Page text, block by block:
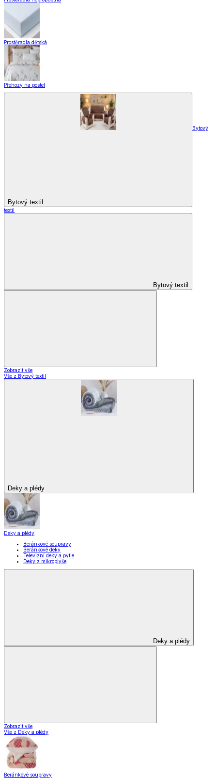
Prostěradla dětská
Přehozy na postel
Bytový textil
Bytový
textil
Bytový textil
Zobrazit vše
Vše z Bytový textil
Deky a plédy
Deky a plédy
Beránkové soupravy
Beránkové deky
Televizní deky a pytle
Deky z mikroplyše
Deky a plédy
Zobrazit vše
Vše z Deky a plédy
Beránkové soupravy